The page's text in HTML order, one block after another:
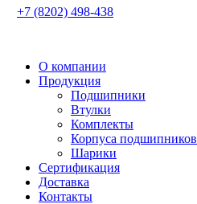
+7 (8202) 498-438
О компании
Продукция
Подшипники
Втулки
Комплекты
Корпуса подшипников
Шарики
Сертификация
Доставка
Контакты